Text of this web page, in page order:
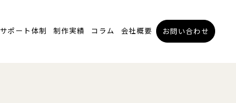
サポート体制 制作実績 コラム 会社概要 お問い合わせ